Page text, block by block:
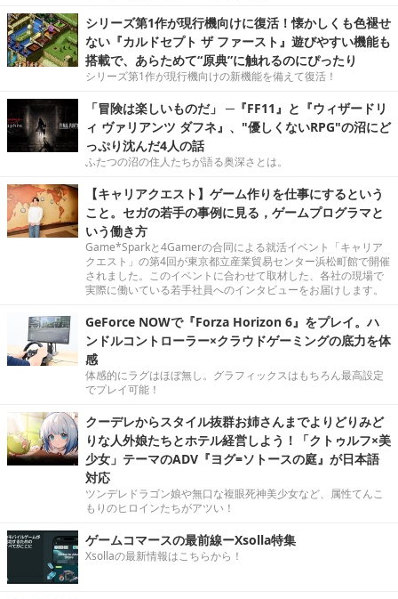
シリーズ第1作が現行機向けに復活！懐かしくも色褪せ
ない『カルドセプト ザ ファースト』遊びやすい機能も
搭載で、あらためて“原典”に触れるのにぴったり
シリーズ第1作が現行機向けの新機能を備えて復活！
「冒険は楽しいものだ」 ─『FF11』と『ウィザードリ
ィ ヴァリアンツ ダフネ』、"優しくないRPG"の沼にど
っぷり沈んだ4人の話
ふたつの沼の住人たちが語る奥深さとは。
【キャリアクエスト】ゲーム作りを仕事にするという
こと。セガの若手の事例に見る，ゲームプログラマと
いう働き方
Game*Sparkと4Gamerの合同による就活イベント「キャリア
クエスト」の第4回が東京都立産業貿易センター浜松町館で開催
されました。このイベントに合わせて取材した、各社の現場で
実際に働いている若手社員へのインタビューをお届けします。
GeForce NOWで『Forza Horizon 6』をプレイ。ハ
ンドルコントローラー×クラウドゲーミングの底力を体
感
体感的にラグはほぼ無し。グラフィックスはもちろん最高設定
でプレイ可能！
クーデレからスタイル抜群お姉さんまでよりどりみど
りな人外娘たちとホテル経営しよう！「クトゥルフ×美
少女」テーマのADV『ヨグ=ソトースの庭』が日本語
対応
ツンデレドラゴン娘や無口な複眼死神美少女など、属性てんこ
もりのヒロインたちがアツい！
ゲームコマースの最前線ーXsolla特集
Xsollaの最新情報はこちらから！